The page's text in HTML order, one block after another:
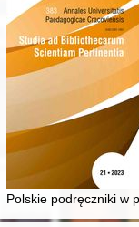
liceów
Polskie podręczniki w